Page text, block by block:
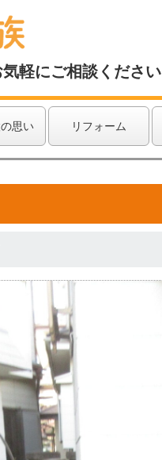
軽にご相談ください
思い リフォーム